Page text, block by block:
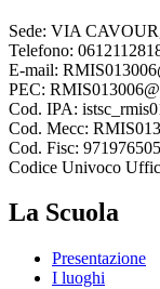
Sede: VIA
Telefono:
E-mail:
PEC:
Cod. IPA:
Cod. Mecc:
Cod. Fisc:
Codice Univoco
La Scuola
Presentazione
I luoghi